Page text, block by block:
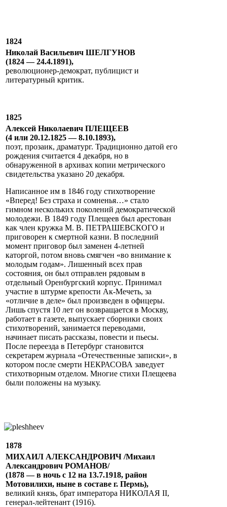
1824
Николай Васильевич ШЕЛГУНОВ
(1824 — 24.4.1891),
революционер-демократ, публицист и
литературный критик.
1825
Алексей Николаевич ПЛЕЩЕЕВ
(4 или 20.12.1825 — 8.10.1893),
поэт, прозаик, драматург. Традиционно датой его
рождения считается 4 декабря, но в
обнаруженной в архивах копии метрического
свидетельства указано 20 декабря.
Написанное им в 1846 году стихотворение
«Вперед! Без страха и сомненья…» стало
гимном нескольких поколений демократической
молодежи. В 1849 году Плещеев был арестован
как член кружка М. В. ПЕТРАШЕВСКОГО и
приговорен к смертной казни. В последний
момент приговор был заменен 4-летней
каторгой, потом вновь смягчен «во внимание к
молодым годам». Лишенный всех прав
состояния, он был отправлен рядовым в
отдельный Оренбургский корпус. Принимал
участие в штурме крепости Ак-Мечеть, за
«отличие в деле» был произведен в офицеры.
Лишь спустя 10 лет он возвращается в Москву,
работает в газете, выпускает сборники своих
стихотворений, занимается переводами,
начинает писать рассказы, повести и пьесы.
После переезда в Петербург становится
секретарем журнала «Отечественные записки», в
котором после смерти НЕКРАСОВА заведует
стихотворным отделом. Многие стихи Плещеева
были положены на музыку.
1878
МИХАИЛ АЛЕКСАНДРОВИЧ /Михаил
Александрович РОМАНОВ/
(1878 — в ночь с 12 на 13.7.1918, район
Мотовилихи, ныне в составе г. Пермь),
великий князь, брат императора НИКОЛАЯ II,
генерал-лейтенант (1916).